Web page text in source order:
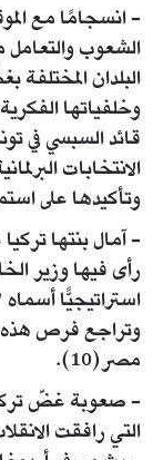
- انسجامًا مع
الشعوب والتعامل
البلدان
وخلفياتها
قائد السبسي في
الانتخابات
وتأكيدها على
- آمال بنتها
رأى فيها وزير
استراتيجيًّا
وتراجع فرص هذه
مصر(10).
- صعوبة غضّ
التي رافقت